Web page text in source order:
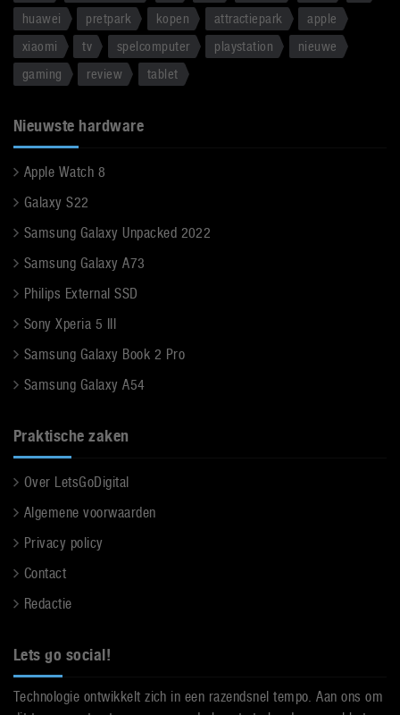
huawei
pretpark kopen attractiepark
apple
xiaomi
tv spelcomputer playstation
nieuwe
gaming
review tablet
Nieuwste hardware
Apple Watch 8
Galaxy S22
Samsung Galaxy Unpacked 2022
Samsung Galaxy A73
Philips External SSD
Sony Xperia 5 III
Samsung Galaxy Book 2 Pro
Samsung Galaxy A54
Praktische zaken
Over LetsGoDigital
Algemene voorwaarden
Privacy policy
Contact
Redactie
Lets go social!
Technologie ontwikkelt zich in een razendsnel tempo. Aan ons om